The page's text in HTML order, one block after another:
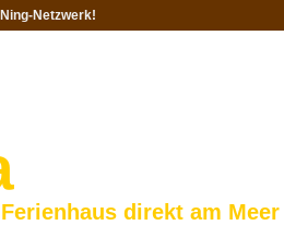
Netzwerk!
direkt am Meer